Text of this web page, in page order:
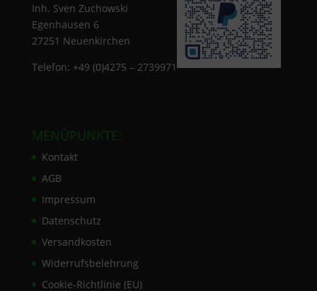
Inh. Sven Zuchowski
Egenhausen 6
27251 Neuenkirchen
Telefon: +49 (0)4275 – 2739971
MENÜPUNKTE:
Kontakt
AGB
Impressum
Datenschutz
Versandkosten
Widerrufsbelehrung
Cookie-Richtlinie (EU)